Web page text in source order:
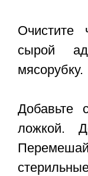
сырой
мясорубку.
Добавьте
ложкой.